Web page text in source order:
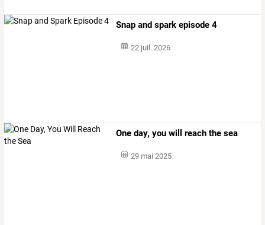
Snap and spark episode 4
22 juil. 2026
One day, you will reach the sea
29 mai 2025